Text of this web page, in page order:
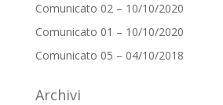
Comunicato 02 – 10/10/2020
Comunicato 01 – 10/10/2020
Comunicato 05 – 04/10/2018
Archivi